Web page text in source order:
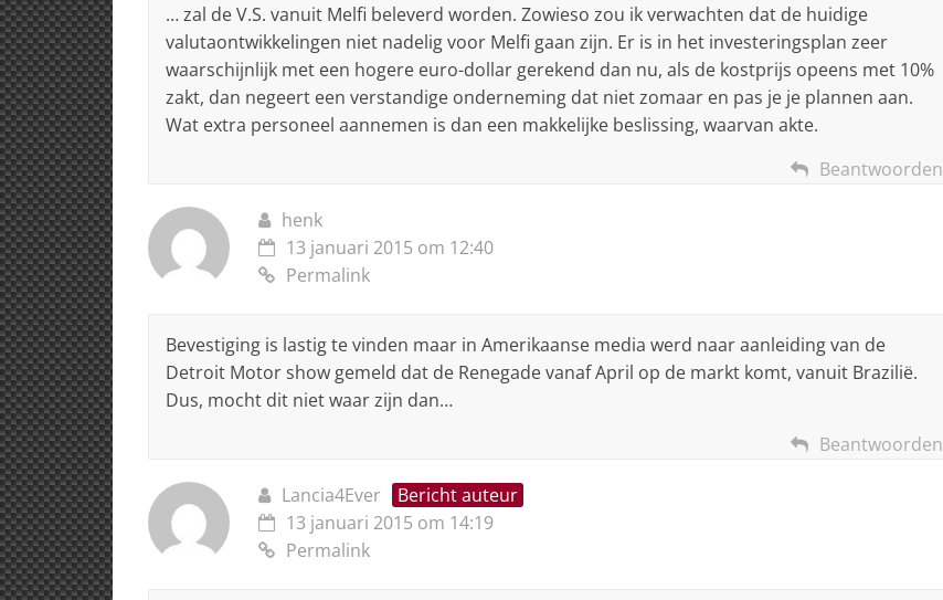
… zal de V.S. vanuit Melfi beleverd worden. Zowieso zou ik verwachten dat de huidige
valutaontwikkelingen niet nadelig voor Melfi gaan zijn. Er is in het investeringsplan zeer
waarschijnlijk met een hogere euro-dollar gerekend dan nu, als de kostprijs opeens met 10%
zakt, dan negeert een verstandige onderneming dat niet zomaar en pas je je plannen aan.
Wat extra personeel aannemen is dan een makkelijke beslissing, waarvan akte.
Beantwoorden
henk
13 januari 2015 om 12:40
Permalink
Bevestiging is lastig te vinden maar in Amerikaanse media werd naar aanleiding van de
Detroit Motor show gemeld dat de Renegade vanaf April op de markt komt, vanuit Brazilië.
Dus, mocht dit niet waar zijn dan…
Beantwoorden
Lancia4Ever
Bericht auteur
13 januari 2015 om 14:19
Permalink